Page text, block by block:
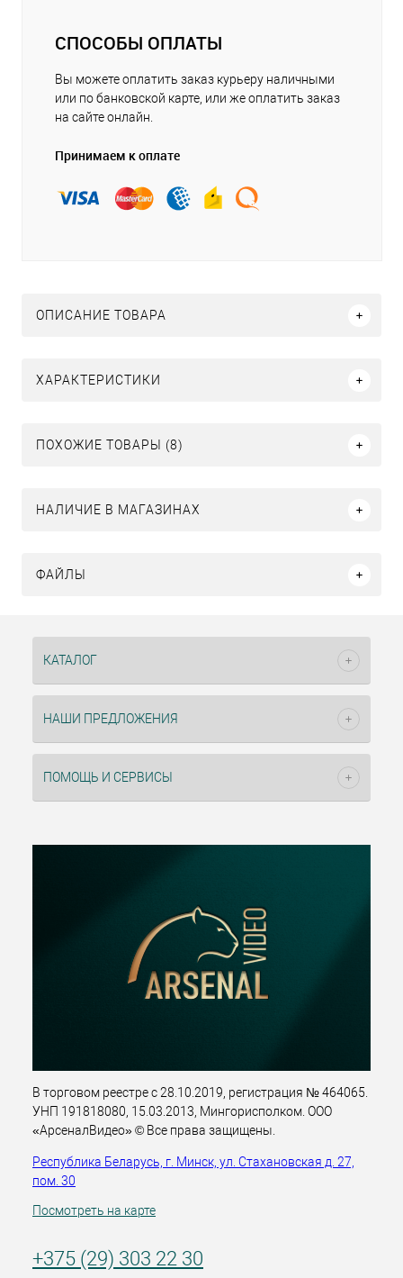
СПОСОБЫ ОПЛАТЫ
Вы можете оплатить заказ курьеру наличными
или по банковской карте, или же оплатить заказ
на сайте онлайн.
Принимаем к оплате
ОПИСАНИЕ ТОВАРА
ХАРАКТЕРИСТИКИ
ПОХОЖИЕ ТОВАРЫ (8)
НАЛИЧИЕ В МАГАЗИНАХ
ФАЙЛЫ
КАТАЛОГ
НАШИ ПРЕДЛОЖЕНИЯ
ПОМОЩЬ И СЕРВИСЫ
В торговом реестре с 28.10.2019, регистрация № 464065.
УНП 191818080, 15.03.2013, Мингорисполком. ООО
«АрсеналВидео» © Все права защищены.
Республика Беларусь, г. Минск, ул. Стахановская д. 27,
пом. 30
Посмотреть на карте
+375 (29) 303 22 30